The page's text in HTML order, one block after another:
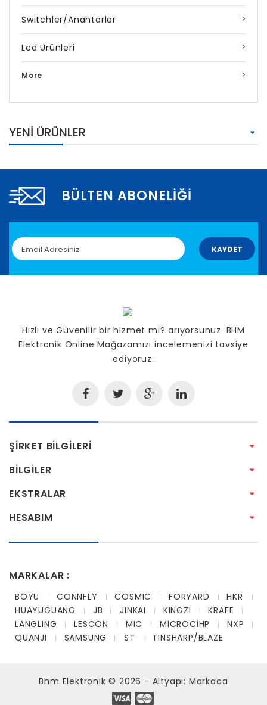
Switchler/Anahtarlar
Led Ürünleri
More
YENI ÜRÜNLER
BÜLTEN ABONELIĞI
KAYDET
Hızlı ve Güvenilir bir hizmet mi? arıyorsunuz. BHM
Elektronik Online Mağazamızı incelemenizi tavsiye
ediyoruz.
ŞIRKET BILGILERI
BILGILER
EKSTRALAR
HESABIM
MARKALAR :
BOYU CONNFLY COSMIC FORYARD
HKR
HUAYUGUANG
JB JINKAI KINGZI
KRAFE
LANGLING
LESCON MIC MICROCİHP
NXP
QUANJI
SAMSUNG ST TINSHARP/BLAZE
Bhm Elektronik © 2026 - Altyapı: Markaca